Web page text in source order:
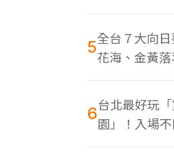
男，百款周
5全台７大向
花海、金黃
同框
6台北最好玩
園」！入場
幕Switch遊